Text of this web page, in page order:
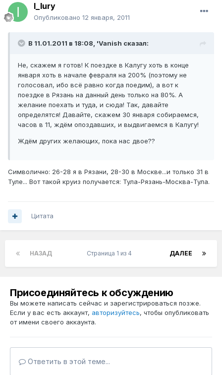
I_Iury
Опубликовано 12 января, 2011
В 11.01.2011 в 18:08, 'Vanish сказал:
Не, скажем я готов! К поездке в Калугу хоть в конце
января хоть в начале февраля на 200% (поэтому не
голосовал, ибо всё равно когда поедим), а вот к
поездке в Рязань на данный день только на 80%. А
желание поехать и туда, и сюда! Так, давайте
определятся! Давайте, скажем 30 января собираемся,
часов в 11, ждём опоздавших, и выдвигаемся в Калугу!
Ждём других желающих, пока нас двое??
Символично: 26-28 я в Рязани, 28-30 в Москве...и только 31 в
Туле... Вот такой круиз получается: Тула-Рязань-Москва-Тула.
Цитата
НАЗАД ДАЛЕЕ
Страница 1 из 4
Присоединяйтесь к обсуждению
Вы можете написать сейчас и зарегистрироваться позже.
Если у вас есть аккаунт, авторизуйтесь, чтобы опубликовать
от имени своего аккаунта.
Ответить в этой теме...